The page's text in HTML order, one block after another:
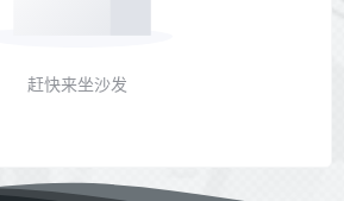
赶快来坐沙发